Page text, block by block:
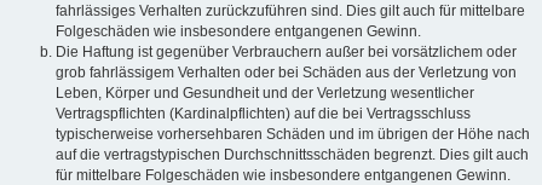
fahrlässiges Verhalten zurückzuführen sind. Dies gilt auch für mittelbare
Folgeschäden wie insbesondere entgangenen Gewinn.
Die Haftung ist gegenüber Verbrauchern außer bei vorsätzlichem oder
grob fahrlässigem Verhalten oder bei Schäden aus der Verletzung von
Leben, Körper und Gesundheit und der Verletzung wesentlicher
Vertragspflichten (Kardinalpflichten) auf die bei Vertragsschluss
typischerweise vorhersehbaren Schäden und im übrigen der Höhe nach
auf die vertragstypischen Durchschnittsschäden begrenzt. Dies gilt auch
für mittelbare Folgeschäden wie insbesondere entgangenen Gewinn.